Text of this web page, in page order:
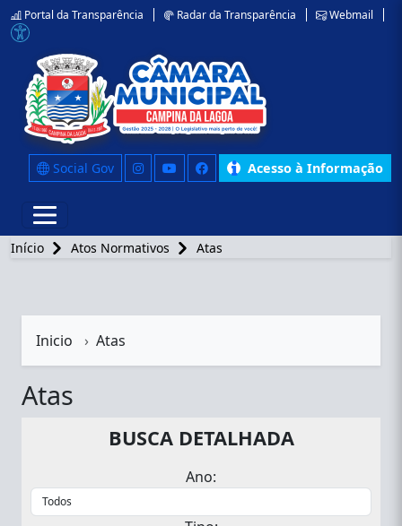
Portal da Transparência Radar da Transparência Webmail
Social Gov Acesso à Informação
Início Atos Normativos Atas
Inicio Atas
Atas
BUSCA DETALHADA
Ano: